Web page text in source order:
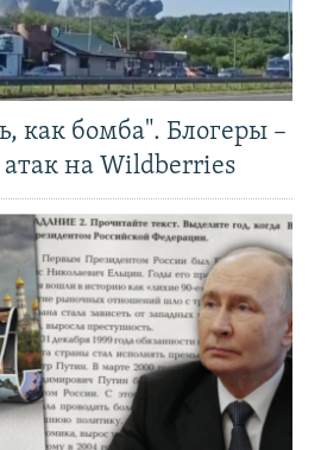
как бомба". Блогеры –
атак на Wildberries